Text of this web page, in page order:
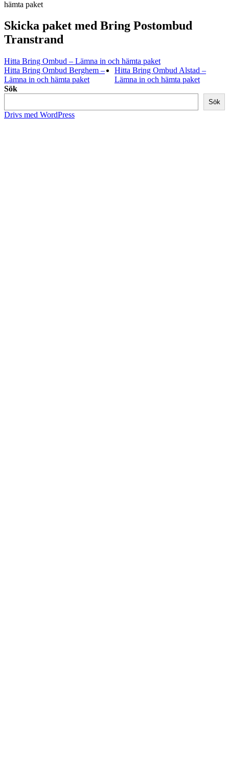
Skicka paket med Bring Postombud
Transtrand
Hitta Bring Ombud – Lämna in och hämta paket
Hitta Bring Ombud Berghem –
Lämna in och hämta paket
Hitta Bring Ombud Alstad –
Lämna in och hämta paket
Sök
Sök
Drivs med WordPress